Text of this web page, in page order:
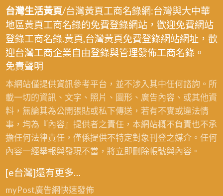
台灣生活黃頁/台灣黃頁工商名錄網:台灣與大中華
地區黃頁工商名錄的免費登錄網站，歡迎免費網站
登錄工商名錄.黃頁,台灣黃頁免費登錄網站網址，歡
迎台灣工商企業自由登錄與管理發佈工商名錄。
免責聲明
本網站僅提供資訊參考平台，並不涉入其中任何諮詢。所
載一切的資訊、文字、照片、圖形、廣告內容、或其他資
料，無論其為公開張貼或私下傳送，若有不實或違法情
事，均為『內容』提供者之責任，本網站概不負責也不承
擔任何法律責任，僅係提供不特定對象刊登之媒介。任何
內容一經舉報與發現不當，將立即刪除帳號與內容。
[e台灣]還有更多…
myPost廣告網快速發佈